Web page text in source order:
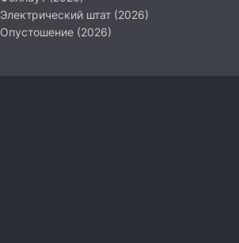
Электрический штат (2026)
Опустошение (2026)